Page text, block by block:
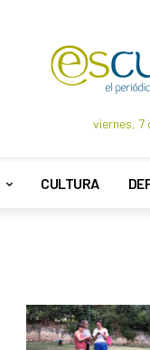
viernes, 7
CULTURA